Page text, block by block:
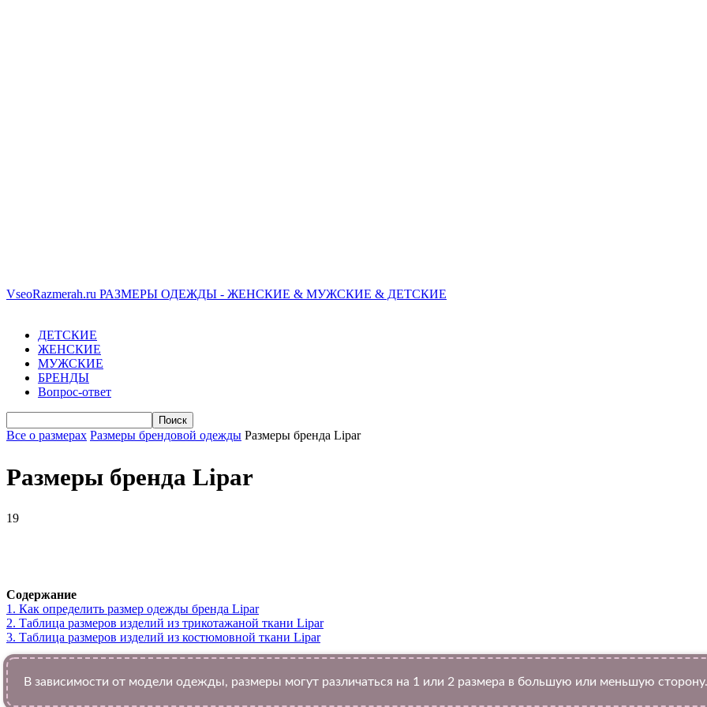
VseoRazmerah.ru РАЗМЕРЫ ОДЕЖДЫ - ЖЕНСКИЕ & МУЖСКИЕ & ДЕТСКИЕ
ДЕТСКИЕ
ЖЕНСКИЕ
МУЖСКИЕ
БРЕНДЫ
Вопрос-ответ
Все о размерах Размеры брендовой одежды Размеры бренда Lipar
Размеры бренда Lipar
19
Содержание
1. Как определить размер одежды брендa Lipar
2. Таблица размеров изделий из трикотажаной ткани Lipar
3. Таблица размеров изделий из костюмовной ткани Lipar
В зависимости от модели одежды, размеры могут различаться на 1 или 2 размера в большую или меньшую сторону.